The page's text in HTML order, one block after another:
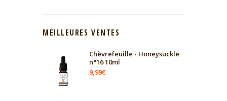
MEILLEURES VENTES
Chèvrefeuille - Honeysuckle
n°16 10ml
9,99€